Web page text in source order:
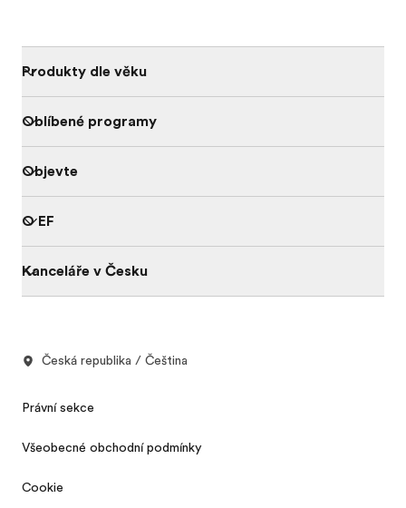
Produkty dle věku
Oblíbené programy
Objevte
O EF
Kanceláře v Česku
Česká republika / Čeština
Právní sekce
Všeobecné obchodní podmínky
Cookie